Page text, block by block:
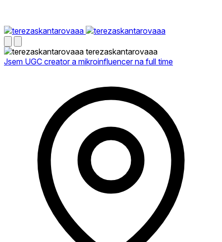
terezaskantarovaaa
Jsem UGC creator a mikroinfluencer na full time